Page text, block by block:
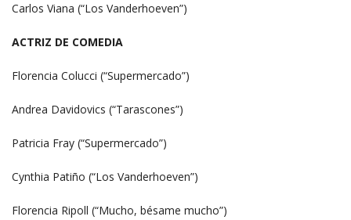
Carlos Viana (“Los Vanderhoeven”)
ACTRIZ DE COMEDIA
Florencia Colucci (“Supermercado”)
Andrea Davidovics (“Tarascones”)
Patricia Fray (“Supermercado”)
Cynthia Patiño (“Los Vanderhoeven”)
Florencia Ripoll (“Mucho, bésame mucho”)